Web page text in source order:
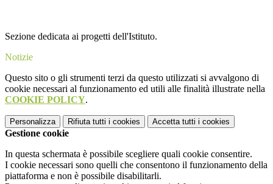
Sezione dedicata ai progetti dell'Istituto.
Notizie
Questo sito o gli strumenti terzi da questo utilizzati si avvalgono di
cookie necessari al funzionamento ed utili alle finalità illustrate nella
COOKIE POLICY.
Personalizza Rifiuta tutti i cookies Accetta tutti i cookies
Gestione cookie
In questa schermata è possibile scegliere quali cookie consentire.
I cookie necessari sono quelli che consentono il funzionamento della
piattaforma e non è possibile disabilitarli.